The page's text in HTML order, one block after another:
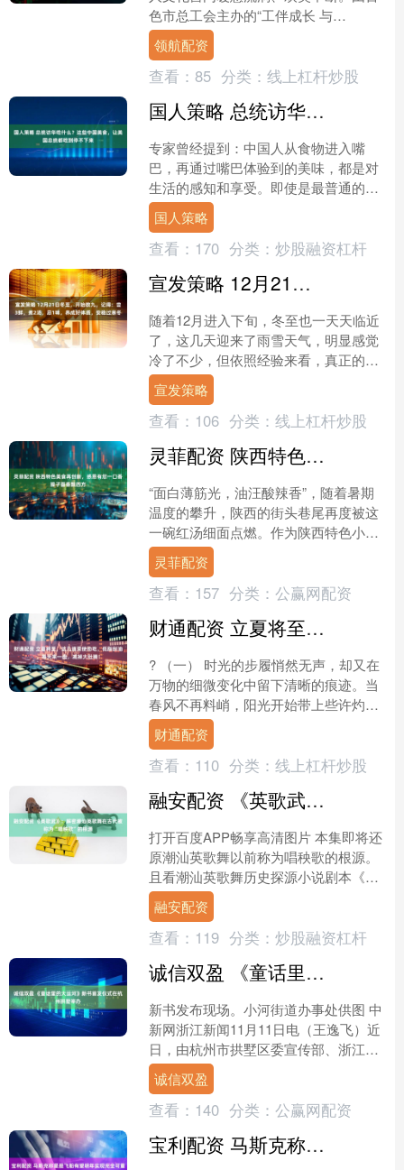
色市总工会主办的“工伴成长 与
爱‘童’行”2026年职工子女关爱慰问活动
举行，用贴心服务陪....
领航配资
查看： 85 分类： 线上杠杆炒股
国人策略 总统访华吃什么？这些中国美食，让美国总统都吃到停不下来
专家曾经提到：中国人从食物进入嘴
巴，再通过嘴巴体验到的美味，都是对
生活的感知和享受。即使是最普通的
人，只要点燃一把火，拿起碗筷，也能
享受一场舌尖上的旅行。这句话....
国人策略
查看： 170 分类： 炒股融资杠杆
宣发策略 12月21日冬至，开始数九，记得：尝3鲜，煮2汤，忌1味，养成好体质，安稳过寒冬
随着12月进入下旬，冬至也一天天临近
了，这几天迎来了雨雪天气，明显感觉
冷了不少，但依照经验来看，真正的寒
冷还是在冬至数九以后。届时地表热量
的收支逆差逐渐拉大，每....
宣发策略
查看： 106 分类： 线上杠杆炒股
灵菲配资 陕西特色美食再创新，感恩有您一口香臊子面香飘四方
“面白薄筋光，油汪酸辣香”，随着暑期
温度的攀升，陕西的街头巷尾再度被这
一碗红汤细面点燃。作为陕西特色小吃
的“顶流”，臊子面正以新的玩法和新的
力量，推动着三千年周....
灵菲配资
查看： 157 分类： 公赢网配资
财通配资 立夏将至，这几道菜使劲吃，低脂刮油，每天来一盘，减掉大肚腩！
? （一） 时光的步履悄然无声，却又在
万物的细微变化中留下清晰的痕迹。当
春风不再料峭，阳光开始带上些许灼热
的温度，当梧桐的叶片从嫩绿转为深
碧，当空气中弥漫起一种....
财通配资
查看： 110 分类： 线上杠杆炒股
融安配资 《英歌武》：解密潮汕英歌舞在古代被称为“唱秧歌”的根源
打开百度APP畅享高清图片 本集即将还
原潮汕英歌舞以前称为唱秧歌的根源。
且看潮汕英歌舞历史探源小说剧本《英
歌武》第16节 早稻插秧。 普一带，向
来是一年种两季水....
融安配资
查看： 119 分类： 炒股融资杠杆
诚信双盈 《童话里的大运河》新书首发仪式在杭州拱墅举办
新书发布现场。小河街道办事处供图 中
新网浙江新闻11月11日电（王逸飞）近
日，由杭州市拱墅区委宣传部、浙江文
学院主办的《童话里的大运河》新书首
发仪式在杭州市拱墅....
诚信双盈
查看： 140 分类： 公赢网配资
宝利配资 马斯克称星舰飞船有望明年实现完全可重复使用，将100吨有效载荷送入轨道